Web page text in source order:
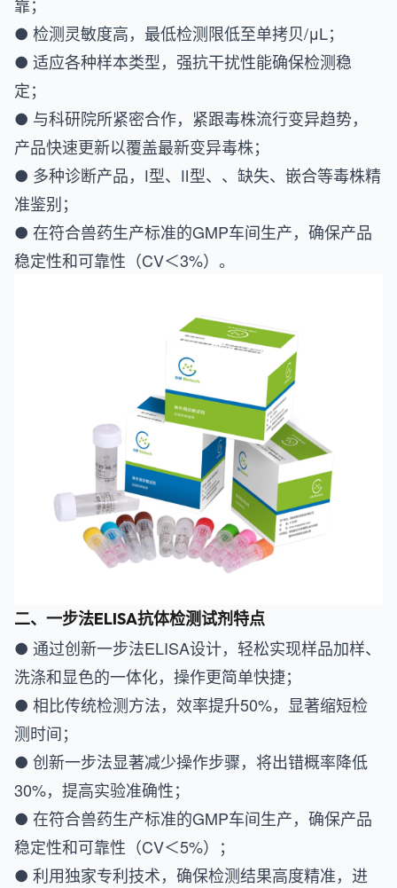
靠；
● 检测灵敏度高，最低检测限低至单拷贝/μL；
● 适应各种样本类型，强抗干扰性能确保检测稳
定；
● 与科研院所紧密合作，紧跟毒株流行变异趋势，
产品快速更新以覆盖最新变异毒株；
● 多种诊断产品，Ⅰ型、Ⅱ型、、缺失、嵌合等毒株精
准鉴别；
● 在符合兽药生产标准的GMP车间生产，确保产品
稳定性和可靠性（CV＜3%）。
二、一步法ELISA抗体检测试剂特点
● 通过创新一步法ELISA设计，轻松实现样品加样、
洗涤和显色的一体化，操作更简单快捷；
● 相比传统检测方法，效率提升50%，显著缩短检
测时间；
● 创新一步法显著减少操作步骤，将出错概率降低
30%，提高实验准确性；
● 在符合兽药生产标准的GMP车间生产，确保产品
稳定性和可靠性（CV＜5%）；
● 利用独家专利技术，确保检测结果高度精准，进